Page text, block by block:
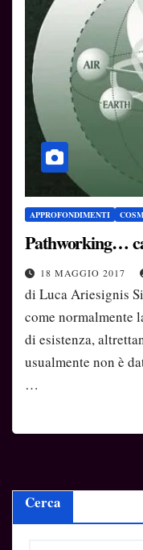
APPROFONDIMENTI
Pathworking…
18 MAGGIO 2017
di Luca Ariesignis
come normalmente
di esistenza,
usualmente non è
…
Cerca